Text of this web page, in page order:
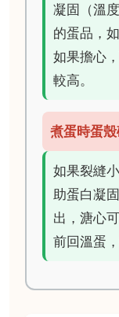
凝固（溫
的蛋品，
如果擔心
較高。
煮蛋時蛋
如果裂縫
助蛋白凝
出，溏心
前回溫蛋